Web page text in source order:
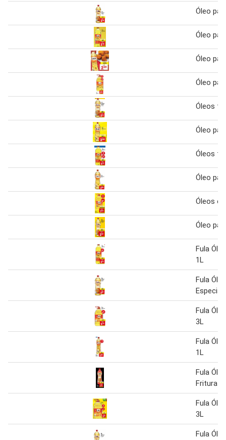
Óleo
Óleo
Óleo
Óleo
Óleos
Óleo
Óleos
Óleo
Óleos e
Óleo
Fula
1L
Fula
Especial
Fula
3L
Fula
1L
Fula
Fritura
Fula
3L
Fula